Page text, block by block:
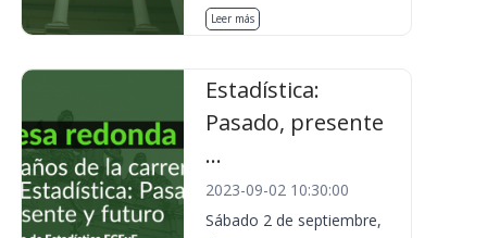
Leer más
Estadística:
Pasado, presente
...
2023-09-02 10:30:00
Sábado 2 de septiembre,